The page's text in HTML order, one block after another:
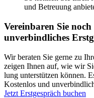
und Betreu­ung
Vereinbaren Sie
unverbindliches
Wir bera­ten Sie ger­ne zu
zei­gen Ihnen auf, wie wir
lung unter­stüt­zen kön­nen.
Kos­ten­los und
Jetzt Erst­ge­spräch buchen